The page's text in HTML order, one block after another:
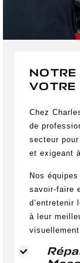
VOTRE
Chez
de
secteur
et exigeant
Nos
savoir-faire
d’entretenir
à leur
visuellement.